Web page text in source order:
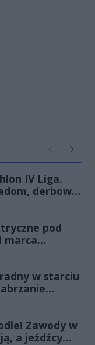
Poprzednie
IV Liga.
derbowa
pod
marca
w starciu
Zawody w
a jeźdźcy